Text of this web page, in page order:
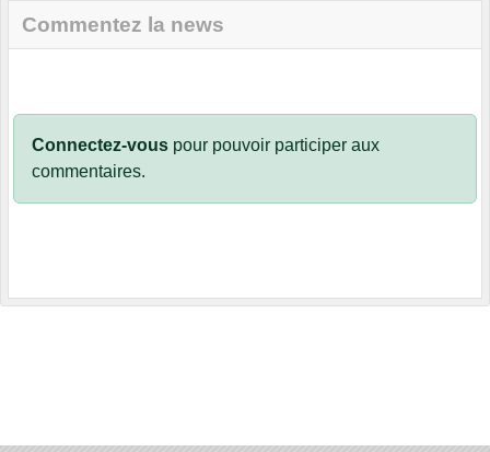
Commentez la news
Connectez-vous pour pouvoir participer aux
commentaires.